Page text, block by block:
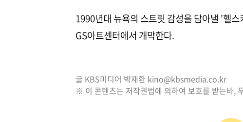
1990년대 뉴욕의 스트릿 감성을 담아낼 '헬
GS아트센터에서 개막한다.
글 KBS미디어 박재환 kino@kbsmedia.co.kr
※ 이 콘텐츠는 저작권법에 의하여 보호를 받는바,